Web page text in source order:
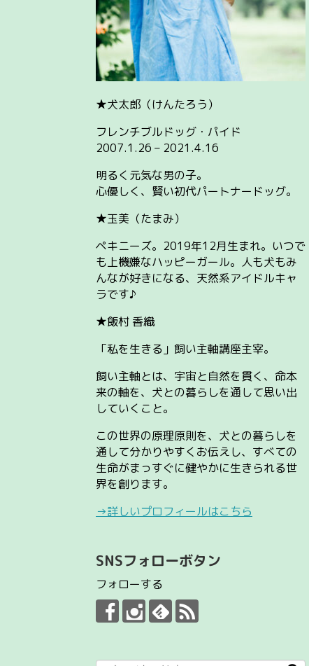
★犬太郎（けんたろう）
フレンチブルドッグ・パイド
2007.1.26 – 2021.4.16
明るく元気な男の子。
心優しく、賢い初代パートナードッグ。
★玉美（たまみ）
ペキニーズ。2019年12月生まれ。いつで
も上機嫌なハッピーガール。人も犬もみ
んなが好きになる、天然系アイドルキャ
ラです♪
★飯村 香織
「私を生きる」飼い主軸講座主宰。
飼い主軸とは、宇宙と自然を貫く、命本
来の軸を、犬との暮らしを通して思い出
していくこと。
この世界の原理原則を、犬との暮らしを
通して分かりやすくお伝えし、すべての
生命がまっすぐに健やかに生きられる世
界を創ります。
→詳しいプロフィールはこちら
SNSフォローボタン
フォローする